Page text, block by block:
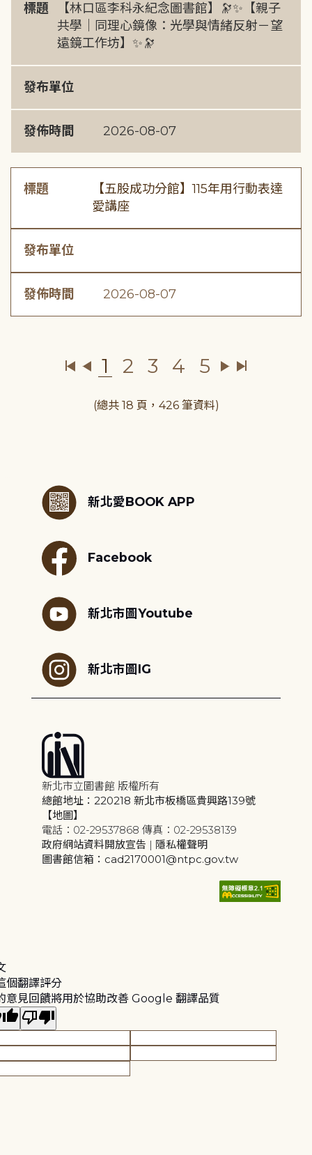
標題
【林口區李科永紀念圖書館】🔭✨【親子
共學｜同理心鏡像：光學與情緒反射－望
遠鏡工作坊】✨🔭
發布單位
發佈時間 2026-08-07
標題
【五股成功分館】115年用行動表達
愛講座
發布單位
發佈時間 2026-08-07
1 2 3 4 5
(總共 18 頁，426 筆資料)
新北愛BOOK APP
Facebook
新北市圖Youtube
新北市圖IG
新北市立圖書館 版權所有
總館地址：220218 新北市板橋區貴興路139號
【地圖】
電話：02-29537868 傳真：02-29538139
政府網站資料開放宣告 | 隱私權聲明
圖書館信箱：cad2170001@ntpc.gov.tw
個翻譯評分
意見回饋將用於協助改善 Google 翻譯品質